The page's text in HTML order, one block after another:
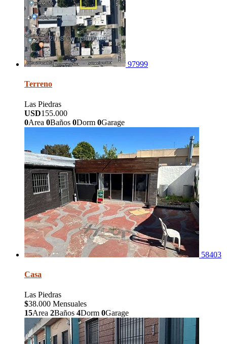
97999
Terreno
Las Piedras
USD155.000
0Area 0Baños 0Dorm 0Garage
58403
Casa
Las Piedras
$38.000 Mensuales
15Area 2Baños 4Dorm 0Garage